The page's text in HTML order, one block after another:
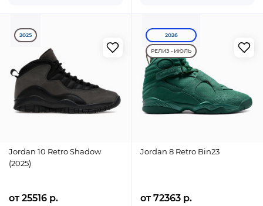
2025
Jordan 10 Retro Shadow
(2025)
от 25516 р.
2026
РЕЛИЗ - ИЮЛЬ
Jordan 8 Retro Bin23
от 72363 р.